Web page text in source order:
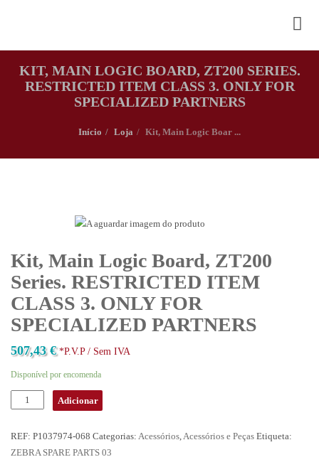
KIT, MAIN LOGIC BOARD, ZT200 SERIES.
RESTRICTED ITEM CLASS 3. ONLY FOR
SPECIALIZED PARTNERS
Início Loja Kit, Main Logic Boar ...
Kit, Main Logic Board, ZT200
Series. RESTRICTED ITEM
CLASS 3. ONLY FOR
SPECIALIZED PARTNERS
507,43€ *P.V.P / Sem IVA
Disponível por encomenda
Adicionar
REF: P1037974-068 Categorias: Acessórios,Acessórios e Peças Etiqueta:
ZEBRA SPARE PARTS 03